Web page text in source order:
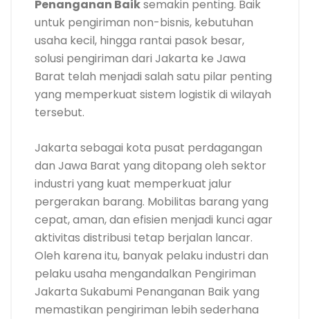
Penanganan Baiksemakin penting. Baik
untuk pengiriman non-bisnis, kebutuhan
usaha kecil, hingga rantai pasok besar,
solusi pengiriman dari Jakarta ke Jawa
Barat telah menjadi salah satu pilar penting
yang memperkuat sistem logistik di wilayah
tersebut.
Jakarta sebagai kota pusat perdagangan
dan Jawa Barat yang ditopang oleh sektor
industri yang kuat memperkuat jalur
pergerakan barang. Mobilitas barang yang
cepat, aman, dan efisien menjadi kunci agar
aktivitas distribusi tetap berjalan lancar.
Oleh karena itu, banyak pelaku industri dan
pelaku usaha mengandalkan Pengiriman
Jakarta Sukabumi Penanganan Baik yang
memastikan pengiriman lebih sederhana